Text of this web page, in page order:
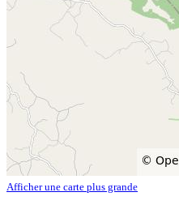
Afficher une carte plus grande